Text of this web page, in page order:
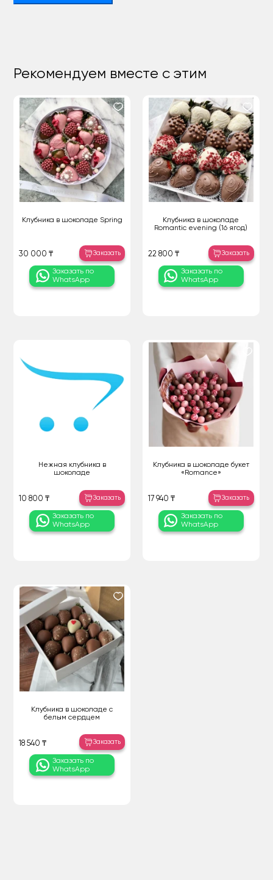
Рекомендуем вместе с этим
Клубника в шоколаде Spring
30 000 ₸ Заказать
Заказать по
WhatsApp
Клубника в шоколаде
Romantic evening (16 ягод)
22 800 ₸ Заказать
Заказать по
WhatsApp
Нежная клубника в
шоколаде
10 800 ₸ Заказать
Заказать по
WhatsApp
Клубника в шоколаде букет
«Romance»
17 940 ₸ Заказать
Заказать по
WhatsApp
Клубника в шоколаде с
белым сердцем
18 540 ₸ Заказать
Заказать по
WhatsApp